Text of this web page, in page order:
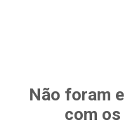
Não foram
com